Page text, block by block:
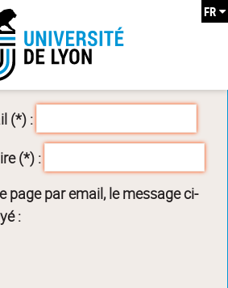
FR
(*) :
(*) :
page par email, le message ci-
: